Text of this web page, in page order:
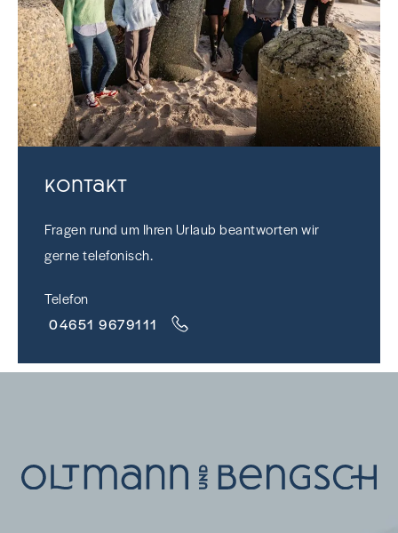
Kontakt
Fragen rund um Ihren Urlaub beantworten wir
gerne telefonisch.
Telefon
04651 9679111